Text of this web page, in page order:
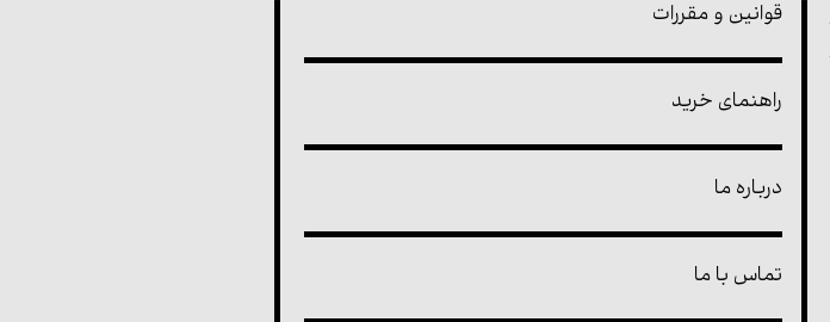
قوانین و مقررات
راهنمای خرید
درباره ما
تماس با ما